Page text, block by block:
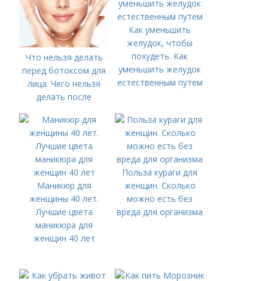
Что нельзя делать
перед ботоксом для
лица. Чего нельзя
делать после
Как уменьшить
желудок, чтобы
похудеть. Как
уменьшить желудок
естественным путем
Маникюр для
женщины 40 лет.
Лучшие цвета
маникюра для
женщин 40 лет
Польза кураги для
женщин. Сколько
можно есть без
вреда для организма